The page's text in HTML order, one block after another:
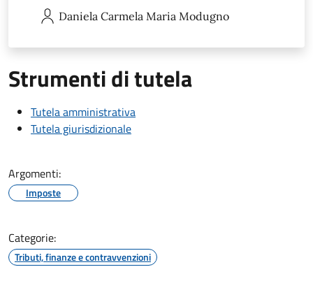
Daniela Carmela Maria Modugno
Strumenti di tutela
Tutela amministrativa
Tutela giurisdizionale
Argomenti:
Imposte
Categorie:
Tributi, finanze e contravvenzioni